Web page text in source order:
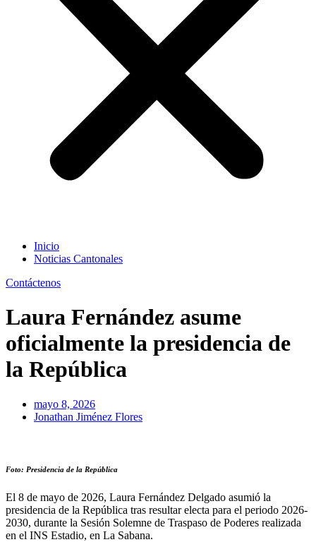
Inicio
Noticias Cantonales
Contáctenos
Laura Fernández asume
oficialmente la presidencia de
la República
mayo 8, 2026
Jonathan Jiménez Flores
Foto: Presidencia de la República
El 8 de mayo de 2026, Laura Fernández Delgado asumió la
presidencia de la República tras resultar electa para el periodo 2026-
2030, durante la Sesión Solemne de Traspaso de Poderes realizada
en el INS Estadio, en La Sabana.